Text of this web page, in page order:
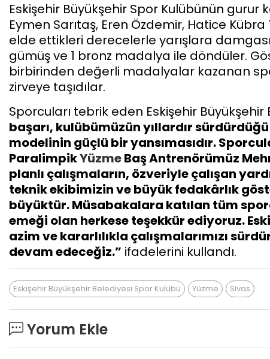
Eskişehir Büyükşehir Spor Kulübünün gurur
Eymen Sarıtaş, Eren Özdemir, Hatice
elde ettikleri derecelerle yarışlara
gümüş ve 1 bronz madalya ile döndüler.
birbirinden değerli madalyalar kazanan
zirveye taşıdılar.
Sporcuları tebrik eden Eskişehir Büyükşehir
başarı, kulübümüzün yıllardır
modelinin güçlü bir yansımasıdır.
ParalimpikYüzmeBaş Antrenörümüz
planlı çalışmaların, özveriyle çalışan
teknik ekibimizin ve büyük fedakârlık
büyüktür. Müsabakalara katılan tüm
emeği olan herkese teşekkür ediyoruz.
azim ve kararlılıkla çalışmalarımızı
devam edeceğiz.” ifadelerini kullandı.
Eskişehir Büyükşehir Belediyesi Spor Kulübü Yüzme Sivas
Yorum Ekle